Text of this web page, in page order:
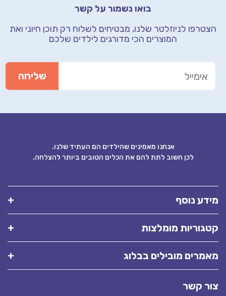
בואו נשמור על קשר
לניוזלטר שלנו, מבטיחים לשלוח רק תוכן חיוני ואת
המוצרים הכי מדורגים לילדים שלכם
אנחנו מאמינים שהילדים הם העתיד שלנו.
לכן חשוב לתת להם את הכלים הטובים ביותר להצלחה.
נוסף
מומלצות
מובילים בבלוג
קשר